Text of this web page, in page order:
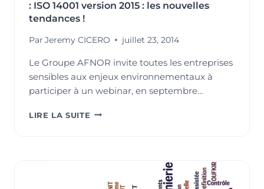
: ISO 14001 version 2015 : les nouvelles
tendances !
Par Jeremy CICERO juillet 23, 2014
Le Groupe AFNOR invite toutes les entreprises
sensibles aux enjeux environnementaux à
participer à un webinar, en septembre…
LIRE LA SUITE TOUS
WEBINAR